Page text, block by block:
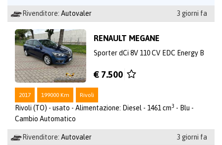
Rivenditore: Autovaler 3 giorni fa
RENAULT MEGANE
Sporter dCi 8V 110 CV EDC Energy B
€ 7.500
2017 199000 Km Rivoli
Rivoli (TO) - usato - Alimentazione: Diesel - 1461 cm3 - Blu -
Cambio Automatico
Rivenditore: Autovaler 3 giorni fa